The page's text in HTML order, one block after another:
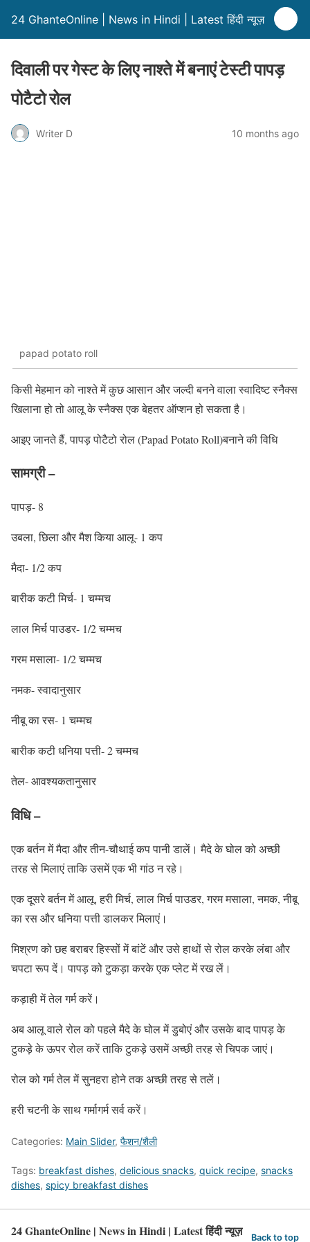
24 GhanteOnline | News in Hindi | Latest हिंदी न्यूज़
दिवाली पर गेस्ट के लिए नाश्ते में बनाएं टेस्टी पापड़
पोटैटो रोल
Writer D 10 months ago
papad potato roll
किसी मेहमान को नाश्ते में कुछ आसान और जल्दी बनने वाला स्वादिष्‍ट स्नैक्स
खिलाना हो तो आलू के स्नैक्स एक बेहतर ऑप्शन हो सकता है।
आइए जानते हैं, पापड़ पोटैटो रोल (Papad Potato Roll)बनाने की विधि
सामग्री –
पापड़- 8
उबला, छिला और मैश किया आलू- 1 कप
मैदा- 1/2 कप
बारीक कटी मिर्च- 1 चम्मच
लाल मिर्च पाउडर- 1/2 चम्मच
गरम मसाला- 1/2 चम्मच
नमक- स्वादानुसार
नीबू का रस- 1 चम्मच
बारीक कटी धनिया पत्ती- 2 चम्मच
तेल- आवश्यकतानुसार
विधि –
एक बर्तन में मैदा और तीन-चौथाई कप पानी डालें। मैदे के घोल को अच्छी
तरह से मिलाएं ताकि उसमें एक भी गांठ न रहे।
एक दूसरे बर्तन में आलू, हरी मिर्च, लाल मिर्च पाउडर, गरम मसाला, नमक, नीबू
का रस और धनिया पत्ती डालकर मिलाएं।
मिश्रण को छह बराबर हिस्सों में बांटें और उसे हाथों से रोल करके लंबा और
चपटा रूप दें। पापड़ को टुकड़ा करके एक प्लेट में रख लें।
कड़ाही में तेल गर्म करें।
अब आलू वाले रोल को पहले मैदे के घोल में डुबोएं और उसके बाद पापड़ के
टुकड़े के ऊपर रोल करें ताकि टुकड़े उसमें अच्छी तरह से चिपक जाएं।
रोल को गर्म तेल में सुनहरा होने तक अच्छी तरह से तलें।
हरी चटनी के साथ गर्मागर्म सर्व करें।
Categories: Main Slider, फैशन/शैली
Tags: breakfast dishes, delicious snacks, quick recipe, snacks
dishes, spicy breakfast dishes
24 GhanteOnline | News in Hindi | Latest हिंदी न्यूज़ Back to top